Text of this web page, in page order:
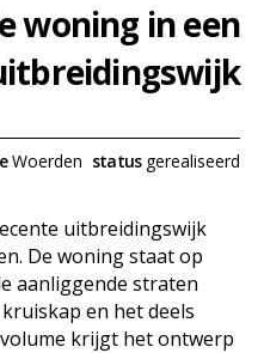
woning in een
Woerden statusgerealiseerd
uitbreidingswijk
De woning staat op
aanliggende straten
en het deels
krijgt het ontwerp